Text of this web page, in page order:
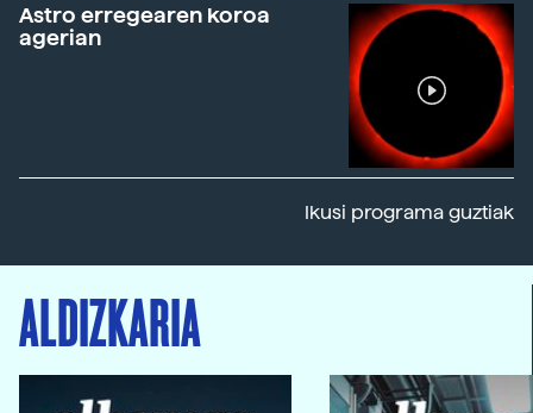
Astro erregearen koroa
agerian
Ikusi programa guztiak
ALDIZKARIA